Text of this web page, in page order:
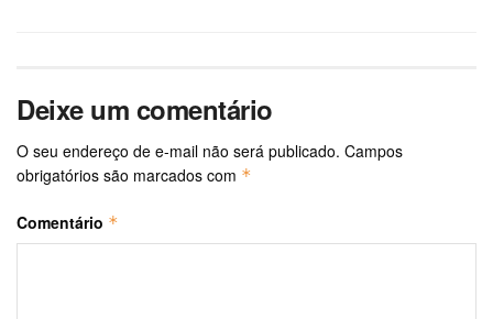
Deixe um comentário
O seu endereço de e-mail não será publicado. Campos
obrigatórios são marcados com *
Comentário *